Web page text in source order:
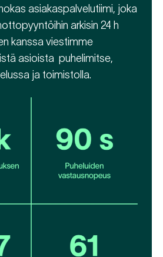
asiakaspalvelutiimi, joka
arkisin 24 h
kanssa viestimme
asioista puhelimitse,
ja toimistolla.